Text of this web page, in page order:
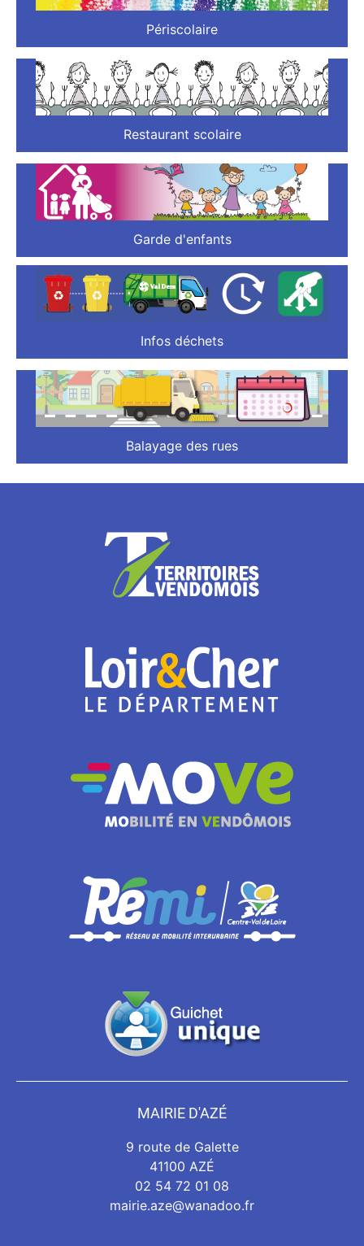
Périscolaire
Restaurant scolaire
Garde d'enfants
Infos déchets
Balayage des rues
MAIRIE D'AZÉ
9 route de Galette
41100 AZÉ
02 54 72 01 08
mairie.aze@wanadoo.fr